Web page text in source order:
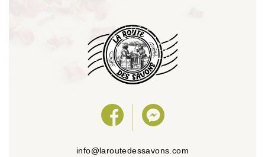
info@laroutedessavons.com